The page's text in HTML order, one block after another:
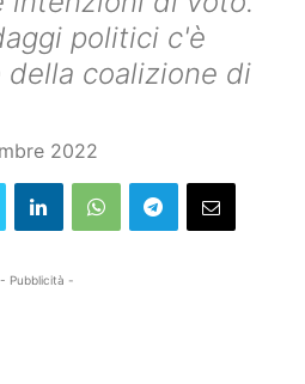
politici c'è
della coalizione di
2022
- Pubblicità -